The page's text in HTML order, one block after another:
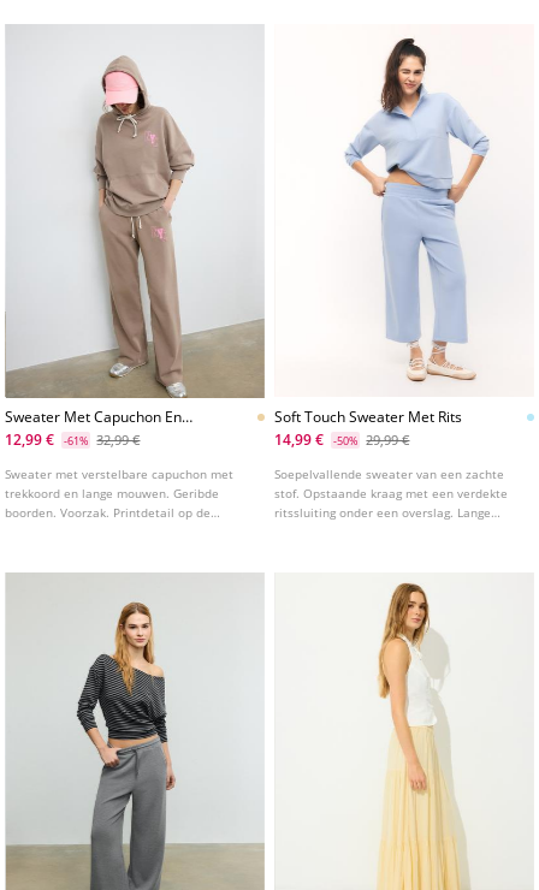
Sweater Met Capuchon En
Gebleekt Effect
12,99 € -61% 32,99 €
Sweater met verstelbare capuchon met
trekkoord en lange mouwen. Geribde
boorden. Voorzak. Printdetail op de
Soft Touch Sweater Met Rits
14,99 €
-50% 29,99 €
Soepelvallende sweater van een zachte
stof. Opstaande kraag met een verdekte
ritssluiting onder een overslag. Lange